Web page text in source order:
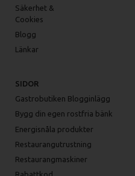
Säkerhet &
Cookies
Blogg
Länkar
SIDOR
Gastrobutiken Blogginlägg
Bygg din egen rostfria bänk
Energisnåla produkter
Restaurangutrustning
Restaurangmaskiner